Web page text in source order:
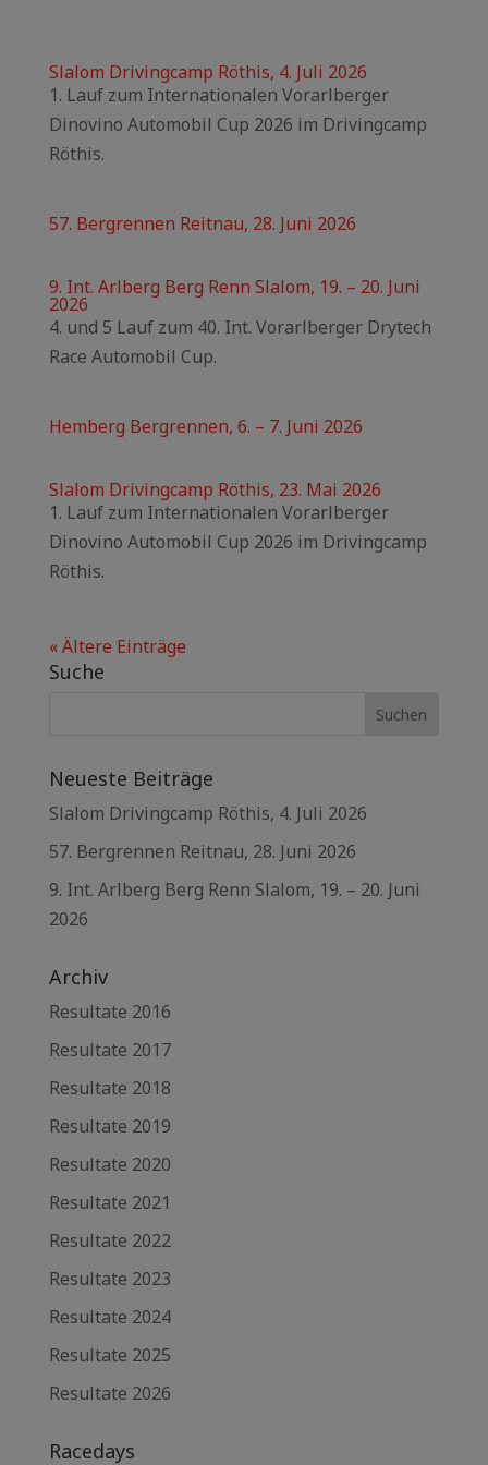
Slalom Drivingcamp Röthis, 4. Juli 2026
1. Lauf zum Internationalen Vorarlberger
Dinovino Automobil Cup 2026 im Drivingcamp
Röthis.
57. Bergrennen Reitnau, 28. Juni 2026
9. Int. Arlberg Berg Renn Slalom, 19. – 20. Juni
2026
4. und 5 Lauf zum 40. Int. Vorarlberger Drytech
Race Automobil Cup.
Hemberg Bergrennen, 6. – 7. Juni 2026
Slalom Drivingcamp Röthis, 23. Mai 2026
1. Lauf zum Internationalen Vorarlberger
Dinovino Automobil Cup 2026 im Drivingcamp
Röthis.
« Ältere Einträge
Suche
Neueste Beiträge
Slalom Drivingcamp Röthis, 4. Juli 2026
57. Bergrennen Reitnau, 28. Juni 2026
9. Int. Arlberg Berg Renn Slalom, 19. – 20. Juni
2026
Archiv
Resultate 2016
Resultate 2017
Resultate 2018
Resultate 2019
Resultate 2020
Resultate 2021
Resultate 2022
Resultate 2023
Resultate 2024
Resultate 2025
Resultate 2026
Racedays